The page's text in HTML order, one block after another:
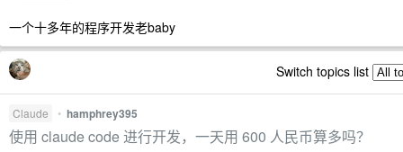
一个十多年的程序开发老baby
Switch topics list
Claude • hamphrey395
使用 claude code 进行开发，一天用 600 人民币算多吗？